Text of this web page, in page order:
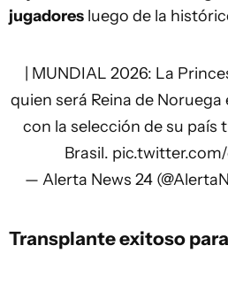
jugadores luego de la
| MUNDIAL 2026: La
quien será Reina de
con la selección de su país
Brasil.
— Alerta News 24
Transplante exitoso